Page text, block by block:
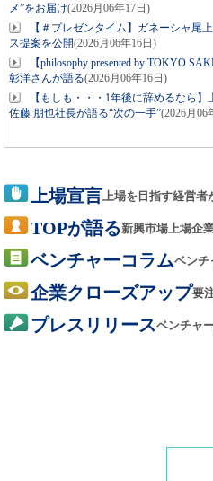
メ”をお届け(2026月06年17日)
【＃プレゼンタイム】ガネーシャ
ス提案を公開(2026月06年16日)
【philosophy presented by TOKYO
彰洋さんが語る(2026月06年16日)
【もしも・・・1年後に辞めるなら
佐藤 朋也社長が語る“次の一手”(2026月06
上場宣言上場を目指す経営者
TOPが語る新興市場上場企
ベンチャーコラムベンチ
企業クローズアップ要
プレスリリースベンチャ